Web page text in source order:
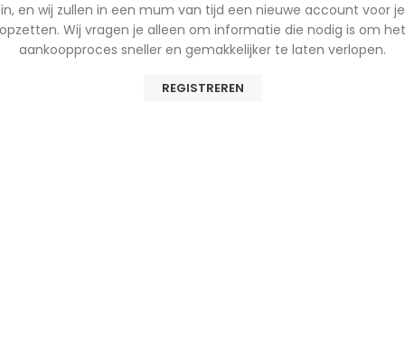
in, en wij zullen in een mum van tijd een nieuwe account voor je
opzetten. Wij vragen je alleen om informatie die nodig is om het
aankoopproces sneller en gemakkelijker te laten verlopen.
REGISTREREN